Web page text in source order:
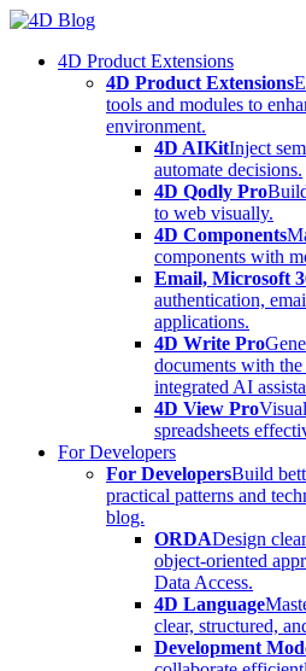
Skip
content4D Product Extensions
4D Product Extensions
tools and modules to
environment.
4D AIKitInject
automate decisions.
4D Qodly Pro
to web visually.
4D Components
components with
Email, Microsoft
authentication,
applications.
4D Write Pro
documents with
integrated AI
4D View Pro
spreadsheets
For Developers
For DevelopersBuild
practical patterns and
blog.
ORDADesign
object-oriented
Data Access.
4D Language
clear, structured,
Development